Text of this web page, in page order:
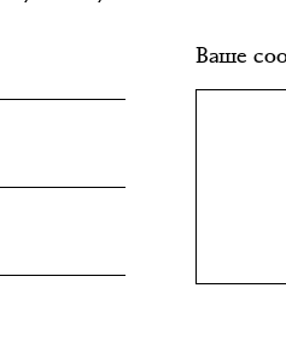
Ваше